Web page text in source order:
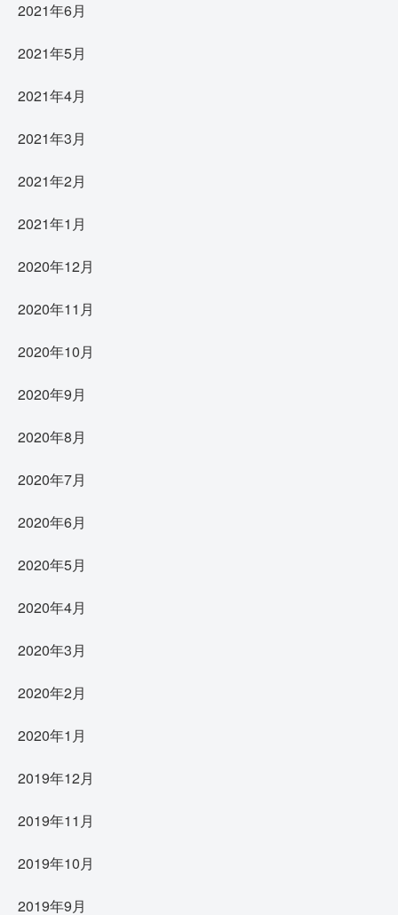
2021年6月
2021年5月
2021年4月
2021年3月
2021年2月
2021年1月
2020年12月
2020年11月
2020年10月
2020年9月
2020年8月
2020年7月
2020年6月
2020年5月
2020年4月
2020年3月
2020年2月
2020年1月
2019年12月
2019年11月
2019年10月
2019年9月